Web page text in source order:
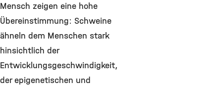
Mensch zeigen eine hohe
Übereinstimmung: Schweine
ähneln dem Menschen stark
hinsichtlich der
Entwicklungsgeschwindigkeit,
der epigenetischen und